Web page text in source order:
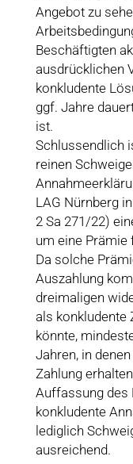
Angebot zu
Beschäftigten
ausdrücklichen
konkludente
ggf. Jahre
ist.
Schlussendlich
reinen
LAG Nürnberg
2 Sa 271/22)
um eine Prämie
Da solche
Auszahlung
dreimaligen
als konkludente
könnte,
Jahren, in
Zahlung
Auffassung des
konkludente
lediglich
ausreichend.